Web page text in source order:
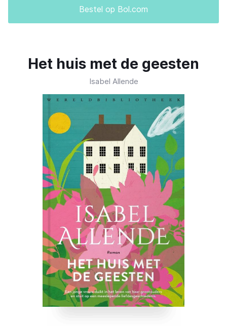
Bestel op Bol.com
Het huis met de geesten
Isabel Allende